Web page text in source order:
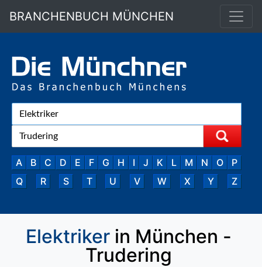
BRANCHENBUCH MÜNCHEN
A B C D E F G H I J K L M N O
P
Q
R S T U V W X Y Z
Elektriker in München -
Trudering